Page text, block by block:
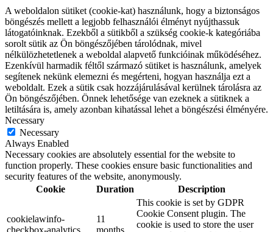
A weboldalon sütiket (cookie-kat) használunk, hogy a biztonságos
böngészés mellett a legjobb felhasználói élményt nyújthassuk
látogatóinknak. Ezekből a sütikből a szükség cookie-k kategóriába
sorolt sütik az Ön böngészőjében tárolódnak, mivel
nélkülözhetetlenek a weboldal alapvető funkcióinak működéséhez.
Ezenkívül harmadik féltől származó sütiket is használunk, amelyek
segítenek nekünk elemezni és megérteni, hogyan használja ezt a
weboldalt. Ezek a sütik csak hozzájárulásával kerülnek tárolásra az
Ön böngészőjében. Önnek lehetősége van ezeknek a sütiknek a
letiltására is, amely azonban kihatással lehet a böngészési élményére.
Necessary
Necessary
Always Enabled
Necessary cookies are absolutely essential for the website to
function properly. These cookies ensure basic functionalities and
security features of the website, anonymously.
Cookie
Duration Description
cookielawinfo-
checkbox-analytics
11
months
This cookie is set by GDPR
Cookie Consent plugin. The
cookie is used to store the user